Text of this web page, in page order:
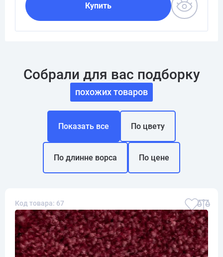
Купить
Собрали для вас подборку
похожих товаров
Показать все По цвету
По длинне ворса По цене
Код товара: 67